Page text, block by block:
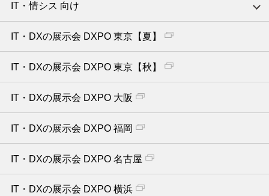
IT・情シス 向け
IT・DXの展示会 DXPO 東京【夏】
IT・DXの展示会 DXPO 東京【秋】
IT・DXの展示会 DXPO 大阪
IT・DXの展示会 DXPO 福岡
IT・DXの展示会 DXPO 名古屋
IT・DXの展示会 DXPO 横浜